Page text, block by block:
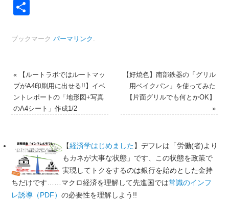
ブックマーク パーマリンク .
«【ルートラボではルートマッ
プがA4印刷用に出せる!!】イベ
ントレポートの「地形図+写真
のA4シート」作成1/2
【好焼色】南部鉄器の「グリル
用ベイクパン」を使ってみた
【片面グリルでも何とかOK】
»
【経済学はじめました】デフレは「労働(者)より
もカネが大事な状態」です、この状態を政策で
実現してトクをするのは銀行を始めとした金持
ちだけです……マクロ経済を理解して先進国では常識のインフ
レ誘導（PDF） の必要性を理解しよう!!